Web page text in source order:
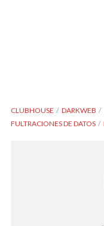
CLUBHOUSE DARKWEB
FULTRACIONES DE DATOS